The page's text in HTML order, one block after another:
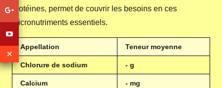
protéines, permet de couvrir les besoins en ces
micronutriments essentiels.
Appellation Teneur moyenne
Chlorure de sodium - g
Calcium - mg